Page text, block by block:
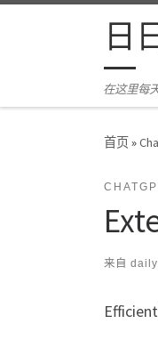
Skip to content日
在这里每
首页»
来自